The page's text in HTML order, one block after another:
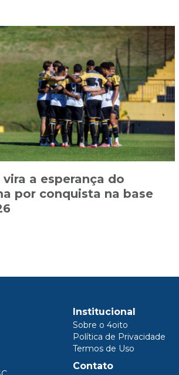
vira a esperança do
por conquista na base
Institucional
Sobre o 4oito
Política de Privacidade
Termos de Uso
Contato